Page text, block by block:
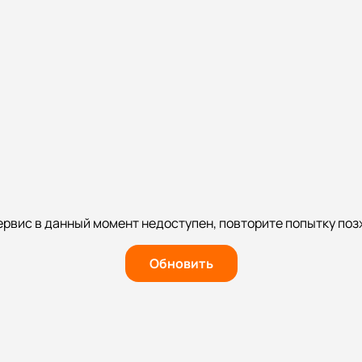
в данный момент недоступен, повторите попытку
Обновить